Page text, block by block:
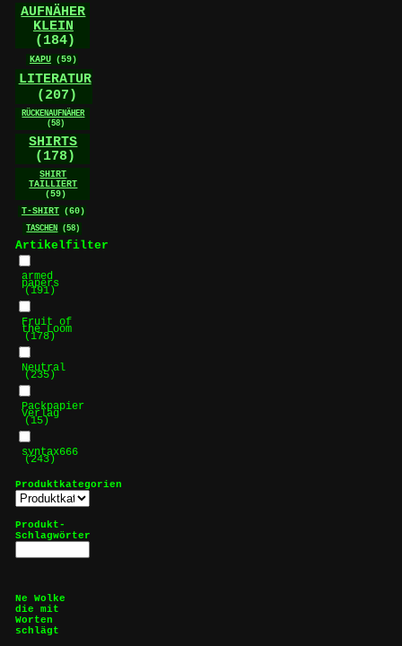
AUFNÄHER
KLEIN
(184)
KAPU (59)
LITERATUR
(207)
RÜCKENAUFNÄHER
(58)
SHIRTS
(178)
SHIRT
TAILLIERT
(59)
T-SHIRT (60)
TASCHEN (58)
Artikelfilter
armed
papers
(191)
Fruit of
the Loom
(178)
Neutral
(235)
Packpapier
Verlag
(15)
syntax666
(243)
Produktkategorien
Produkt-
Schlagwörter
Ne Wolke
die mit
Worten
schlägt